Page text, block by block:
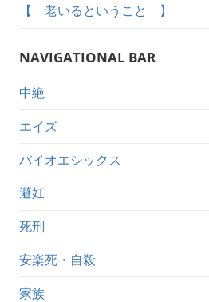
【 老いるということ 】
NAVIGATIONAL BAR
中絶
エイズ
バイオエシックス
避妊
死刑
安楽死・自殺
家族